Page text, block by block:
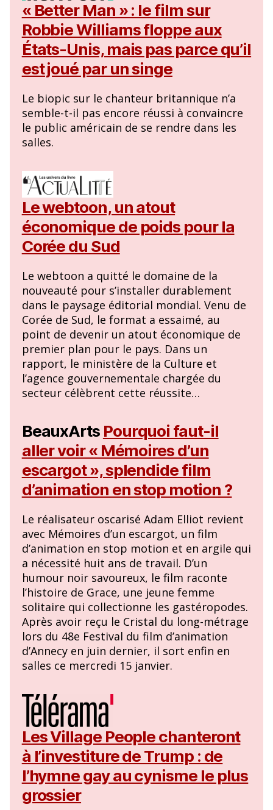
« Better Man » : le film sur
Robbie Williams floppe aux
États-Unis, mais pas parce qu’il
est joué par un singe
Le biopic sur le chanteur britannique n’a
semble-t-il pas encore réussi à convaincre
le public américain de se rendre dans les
salles.
Le webtoon, un atout
économique de poids pour la
Corée du Sud
Le webtoon a quitté le domaine de la
nouveauté pour s’installer durablement
dans le paysage éditorial mondial. Venu de
Corée de Sud, le format a essaimé, au
point de devenir un atout économique de
premier plan pour le pays. Dans un
rapport, le ministère de la Culture et
l’agence gouvernementale chargée du
secteur célèbrent cette réussite…
BeauxArts Pourquoi faut-il
aller voir « Mémoires d’un
escargot », splendide film
d’animation en stop motion ?
Le réalisateur oscarisé Adam Elliot revient
avec Mémoires d’un escargot, un film
d’animation en stop motion et en argile qui
a nécessité huit ans de travail. D’un
humour noir savoureux, le film raconte
l’histoire de Grace, une jeune femme
solitaire qui collectionne les gastéropodes.
Après avoir reçu le Cristal du long-métrage
lors du 48e Festival du film d’animation
d’Annecy en juin dernier, il sort enfin en
salles ce mercredi 15 janvier.
Les Village People chanteront
à l’investiture de Trump : de
l’hymne gay au cynisme le plus
grossier